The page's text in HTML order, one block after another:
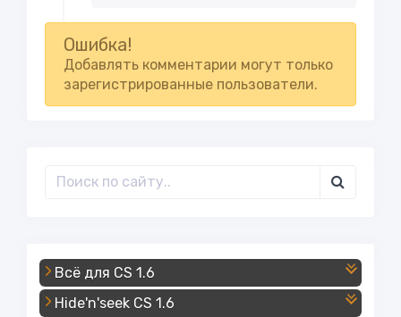
Ошибка!
Добавлять комментарии могут только
зарегистрированные пользователи.
Всё для CS 1.6
Hide'n'seek CS 1.6